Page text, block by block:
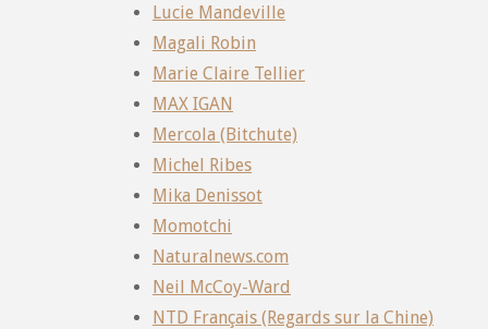
Lucie Mandeville
Magali Robin
Marie Claire Tellier
MAX IGAN
Mercola (Bitchute)
Michel Ribes
Mika Denissot
Momotchi
Naturalnews.com
Neil McCoy-Ward
NTD Français (Regards sur la Chine)